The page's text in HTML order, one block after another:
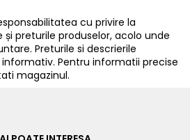
cu privire la
preturile produselor, acolo unde
Preturile si descrierile
Pentru informatii precise
magazinul.